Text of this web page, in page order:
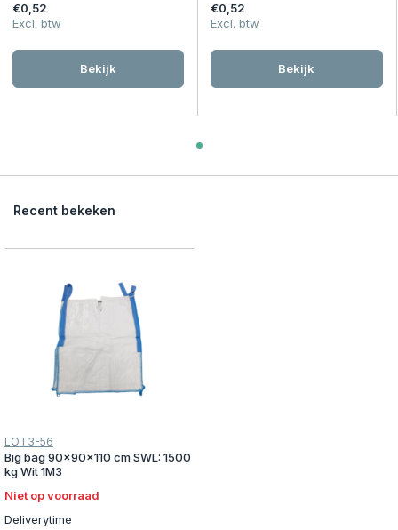
€0,52
Excl. btw
Bekijk
€0,52
Excl. btw
Bekijk
Recent bekeken
LOT3-56
Big bag 90x90x110 cm SWL: 1500
kg Wit 1M3
Niet op voorraad
Deliverytime